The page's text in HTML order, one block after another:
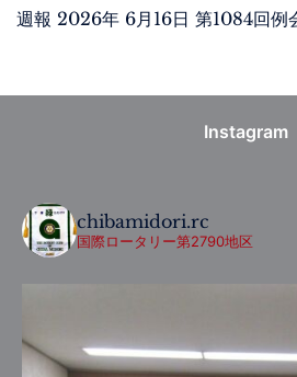
週報 2026年 6月16日 第1084回例
Instagram
chibamidori.rc
国際ロータリー第2790地区